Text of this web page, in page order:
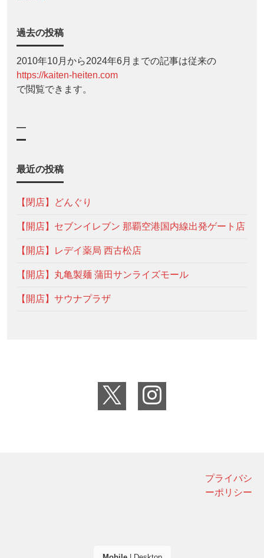
過去の投稿
2010年10月から2024年6月までの記事は従来の
https://kaiten-heiten.com
で閲覧できます。
—
最近の投稿
【閉店】どんぐり
【開店】セブンイレブン 那覇空港国内線出発ゲート店
【開店】レデイ薬局 西古松店
【開店】丸亀製麺 蒲田サンライズモール
【開店】サウナプラザ
プライバシ
ーポリシー